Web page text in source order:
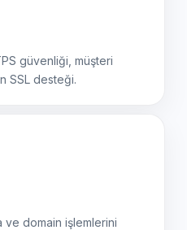
güvenliği, müşteri
SSL desteği.
ve domain işlemlerini